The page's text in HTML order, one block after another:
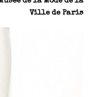
Ville de Paris